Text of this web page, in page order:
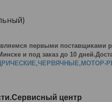
первыми поставщиками
и под заказ до 10
центр